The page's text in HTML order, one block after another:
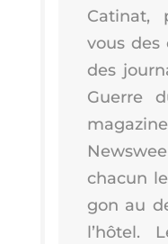
Cati­nat,
vous des
des
Guerre
cha­cun
gon au
l’hô­tel.